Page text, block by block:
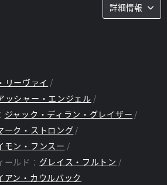
シャー・エンジェル)は都会でたくまし
と、大人の体のスーパーヒーロー、シ
ヴァイ)に変身できる。
挑戦状を叩きつけてきたのが邪悪なド
・ストロング)だった。
ンドバーグ
詳細情報
リーヴァイ
ッシャー・エンジェル
ジャック・ディラン・グレイザー
ーク・ストロング
モン・フンスー
ルド： グレイス・フルトン
アン・カウルバック